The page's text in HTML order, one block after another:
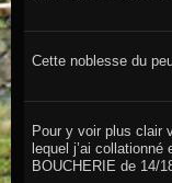
Cette noblesse du
Pour y voir plus clair
lequel j’ai
BOUCHERIE de 14/